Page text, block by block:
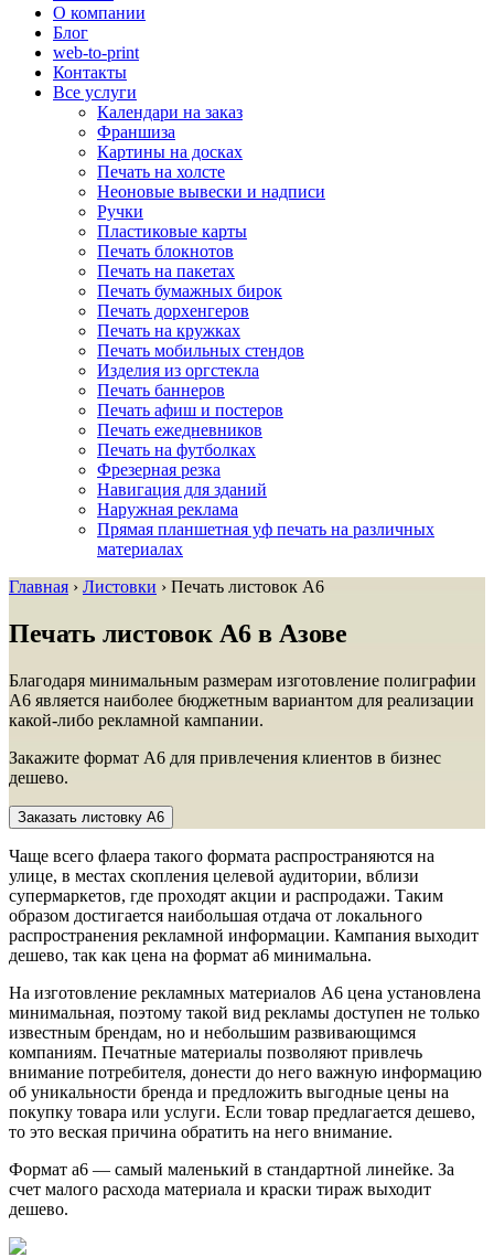
О компании
Блог
web-to-print
Контакты
Все услуги
Календари на заказ
Франшиза
Картины на досках
Печать на холсте
Неоновые вывески и надписи
Ручки
Пластиковые карты
Печать блокнотов
Печать на пакетах
Печать бумажных бирок
Печать дорхенгеров
Печать на кружках
Печать мобильных стендов
Изделия из оргстекла
Печать баннеров
Печать афиш и постеров
Печать ежедневников
Печать на футболках
Фрезерная резка
Навигация для зданий
Наружная реклама
Прямая планшетная уф печать на различных
материалах
Главная › Листовки › Печать листовок А6
Печать листовок А6 в Азове
Благодаря минимальным размерам изготовление полиграфии
А6 является наиболее бюджетным вариантом для реализации
какой-либо рекламной кампании.
Закажите формат А6 для привлечения клиентов в бизнес
дешево.
Заказать листовку А6
Чаще всего флаера такого формата распространяются на
улице, в местах скопления целевой аудитории, вблизи
супермаркетов, где проходят акции и распродажи. Таким
образом достигается наибольшая отдача от локального
распространения рекламной информации. Кампания выходит
дешево, так как цена на формат а6 минимальна.
На изготовление рекламных материалов А6 цена установлена
минимальная, поэтому такой вид рекламы доступен не только
известным брендам, но и небольшим развивающимся
компаниям. Печатные материалы позволяют привлечь
внимание потребителя, донести до него важную информацию
об уникальности бренда и предложить выгодные цены на
покупку товара или услуги. Если товар предлагается дешево,
то это веская причина обратить на него внимание.
Формат а6 — самый маленький в стандартной линейке. За
счет малого расхода материала и краски тираж выходит
дешево.